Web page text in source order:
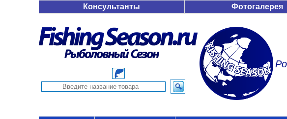
Консультанты Фотогалерея